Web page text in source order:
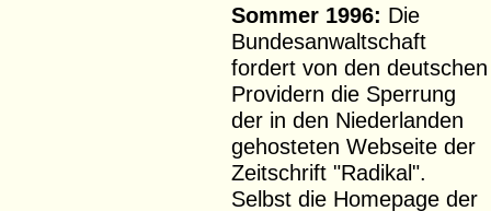
Sommer 1996: Die
Bundesanwaltschaft
fordert von den deutschen
Providern die Sperrung
der in den Niederlanden
gehosteten Webseite der
Zeitschrift "Radikal".
Selbst die Homepage der